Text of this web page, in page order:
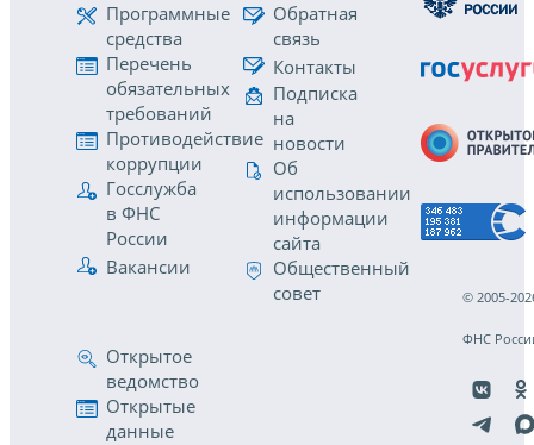
Программные
средства
Перечень
обязательных
требований
Противодействие
коррупции
Госслужба
в ФНС
России
Вакансии
Обратная
связь
Контакты
Подписка
на
новости
Об
использовании
информации
сайта
Общественный
совет
Открытое
ведомство
Открытые
данные
© 2005-
ФНС